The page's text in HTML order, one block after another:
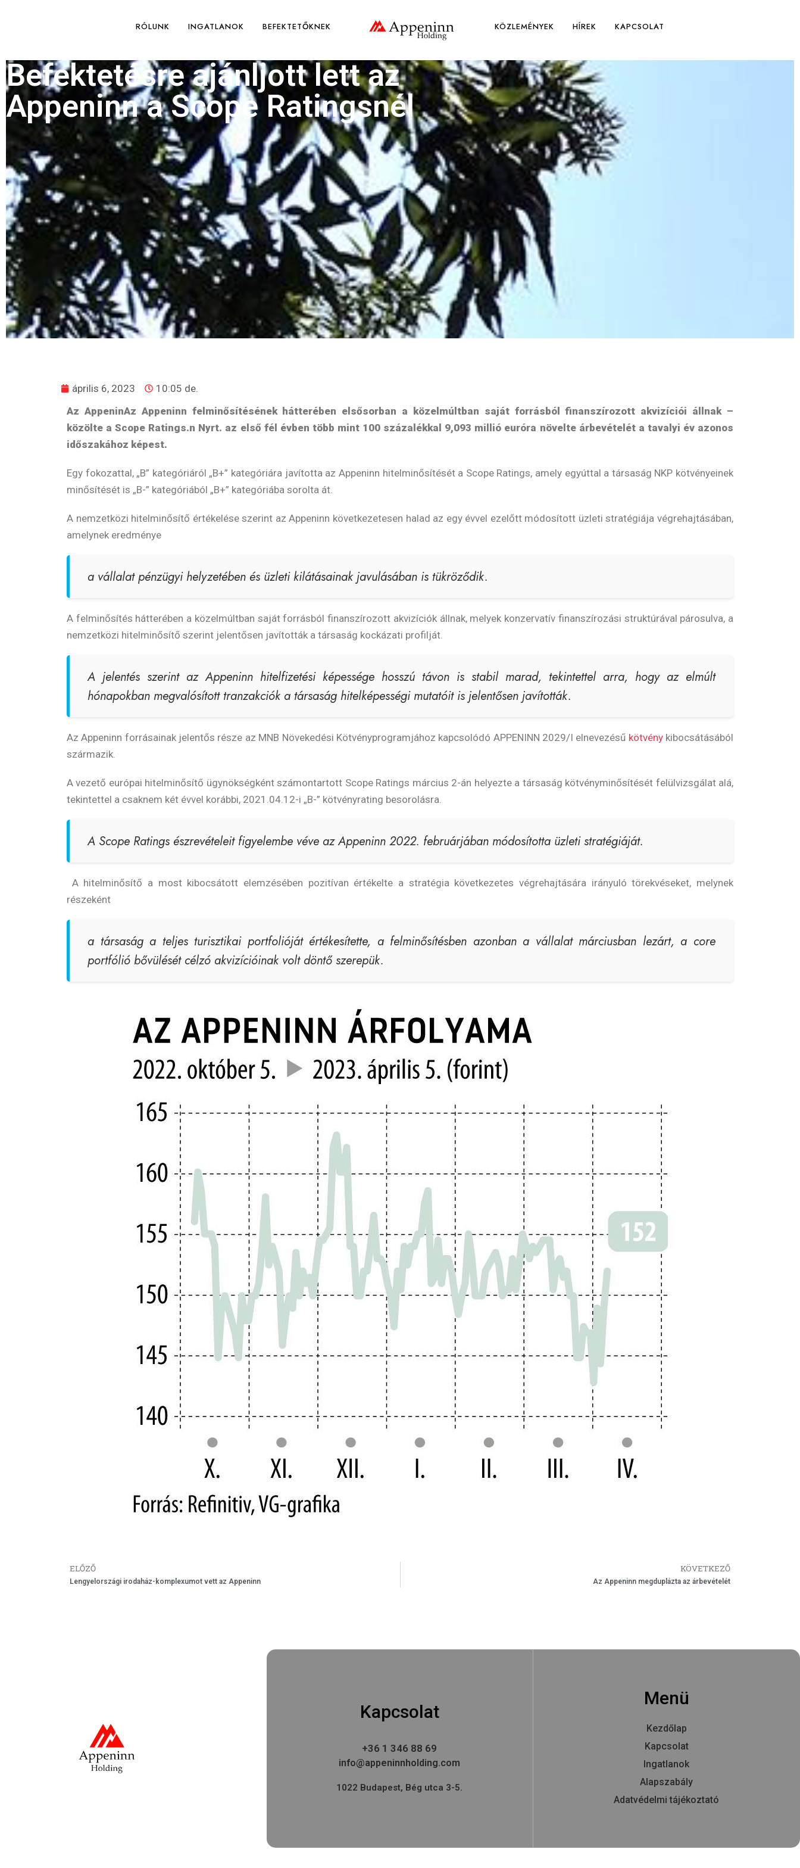
RÓLUNK INGATLANOK BEFEKTETŐKNEK KÖZLEMÉNYEK HÍREK KAPCSOLAT
Befektetésre ajánljott lett az
Appeninn a Scope Ratingsnél
április 6, 2023
10:05 de.
Az AppeninAz Appeninn felminősítésének hátterében elsősorban a közelmúltban saját forrásból finanszírozott akvizíciói állnak –
közölte a Scope Ratings.n Nyrt. az első fél évben több mint 100 százalékkal 9,093 millió euróra növelte árbevételét a tavalyi év azonos
időszakához képest.
Egy fokozattal, „B” kategóriáról „B+” kategóriára javította az Appeninn hitelminősítését a Scope Ratings, amely egyúttal a társaság NKP kötvényeinek
minősítését is „B-” kategóriából „B+” kategóriába sorolta át.
A nemzetközi hitelminősítő értékelése szerint az Appeninn következetesen halad az egy évvel ezelőtt módosított üzleti stratégiája végrehajtásában,
amelynek eredménye
a vállalat pénzügyi helyzetében és üzleti kilátásainak javulásában is tükröződik.
A felminősítés hátterében a közelmúltban saját forrásból finanszírozott akvizíciók állnak, melyek konzervatív finanszírozási struktúrával párosulva, a
nemzetközi hitelminősítő szerint jelentősen javították a társaság kockázati profilját.
A jelentés szerint az Appeninn hitelfizetési képessége hosszú távon is stabil marad, tekintettel arra, hogy az elmúlt
hónapokban megvalósított tranzakciók a társaság hitelképességi mutatóit is jelentősen javították.
Az Appeninn forrásainak jelentős része az MNB Növekedési Kötvényprogramjához kapcsolódó APPENINN 2029/I elnevezésű kötvény kibocsátásából
származik.
A vezető európai hitelminősítő ügynökségként számontartott Scope Ratings március 2-án helyezte a társaság kötvényminősítését felülvizsgálat alá,
tekintettel a csaknem két évvel korábbi, 2021.04.12-i „B-” kötvényrating besorolásra.
A Scope Ratings észrevételeit figyelembe véve az Appeninn 2022. februárjában módosította üzleti stratégiáját.
A hitelminősítő a most kibocsátott elemzésében pozitívan értékelte a stratégia következetes végrehajtására irányuló törekvéseket, melynek
részeként
a társaság a teljes turisztikai portfolióját értékesítette, a felminősítésben azonban a vállalat márciusban lezárt, a core
portfólió bővülését célzó akvizícióinak volt döntő szerepük.
ELŐZŐ
Lengyelországi irodaház-komplexumot vett az Appeninn
KÖVETKEZŐ
Az Appeninn megduplázta az árbevételét
Kapcsolat
+36 1 346 88 69
info@appeninnholding.com
1022 Budapest, Bég utca 3-5.
Menü
Kezdőlap
Kapcsolat
Ingatlanok
Alapszabály
Adatvédelmi tájékoztató